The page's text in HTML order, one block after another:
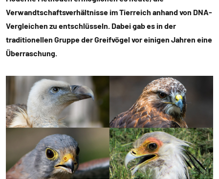
Verwandtschaftsverhältnisse im Tierreich anhand von DNA-
Vergleichen zu entschlüsseln. Dabei gab es in der
traditionellen Gruppe der Greifvögel vor einigen Jahren eine
Überraschung.